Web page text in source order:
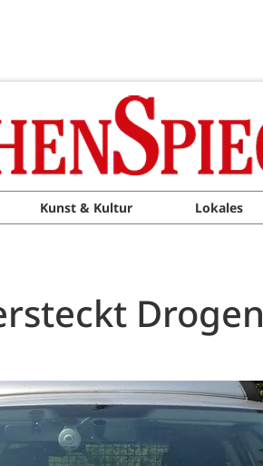
Kunst & Kultur Lokales
Drogen